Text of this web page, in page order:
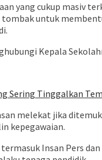
yang cukup masiv
untuk
Kepala
Sering Tinggalkan
melekat jika
kepegawaian.
Insan Pers